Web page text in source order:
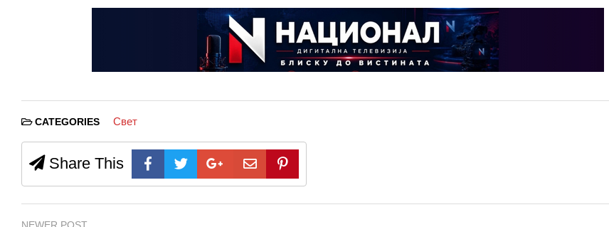
CATEGORIES Свет
Share This